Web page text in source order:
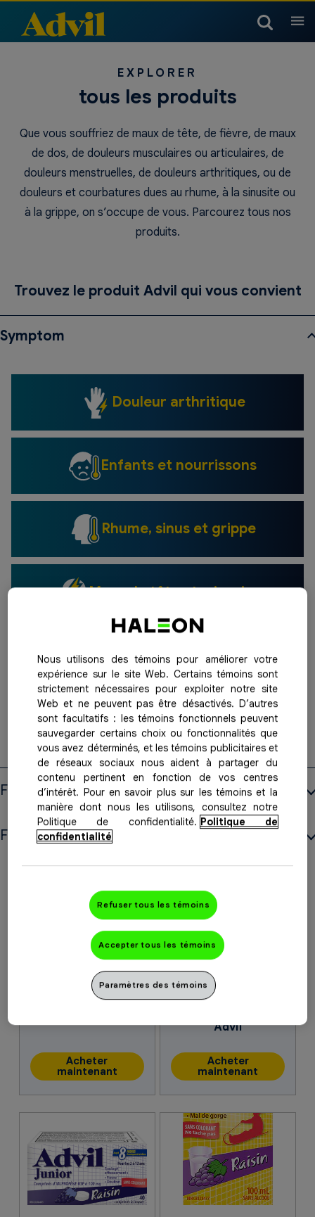
Produits pour l’arthrite
Rhume, sinus et grippe
Produits pour les muscles,
les articulations et le corps
Produits pour enfants et
nourrissons
Produits pour les maux de
Produits pour la nuit
Enfants et nourrissons
Tableau des températures
des enfants
Doses pour enfants et
nourrissons
Produits pour enfants et
nourrissons
Rhume, sinus et grippe
EXPLORER
tous les produits
Que vous souffriez de maux de tête, de fièvre, de maux
de dos, de douleurs musculaires ou articulaires, de
douleurs menstruelles, de douleurs arthritiques, ou de
douleurs et courbatures dues au rhume, à la sinusite ou
à la grippe, on s’occupe de vous. Parcourez tous nos
produits.
Trouvez le produit Advil qui vous convient
Symptom
Douleur arthritique
Enfants et nourrissons
Rhume, sinus et grippe
Maux de tête et migraines
Muscle, articulations et corps
Nuit
Formule:
Force:
Acheter
maintenant
Gouttes
Advil
Acheter
maintenant
Nous utilisons des témoins pour améliorer votre
expérience sur le site Web. Certains témoins sont
strictement nécessaires pour exploiter notre site
Web et ne peuvent pas être désactivés. D’autres
sont facultatifs : les témoins fonctionnels peuvent
sauvegarder certains choix ou fonctionnalités que
vous avez déterminés, et les témoins publicitaires et
de réseaux sociaux nous aident à partager du
contenu pertinent en fonction de vos centres
d’intérêt. Pour en savoir plus sur les témoins et la
manière dont nous les utilisons, consultez notre
Politique de confidentialité. Politique de
confidentialité
Refuser tous les témoins
Accepter tous les témoins
Paramètres des témoins